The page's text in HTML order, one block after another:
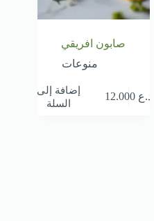
صابون افريقي
منوعات
د.ع 12.000
إضافة إلى
السلة